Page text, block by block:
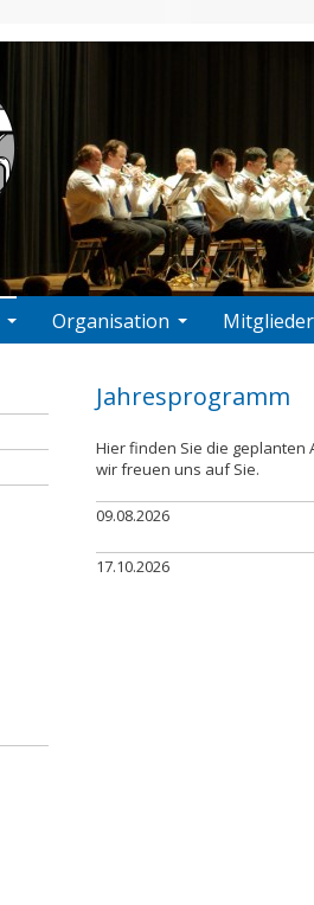
Organisation Mitglieder
Jahresprogramm
Hier finden Sie die geplanten
wir freuen uns auf Sie.
09.08.2026
17.10.2026